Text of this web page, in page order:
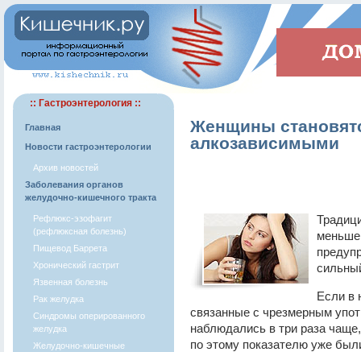
:: Гастроэнтерология ::
Главная
Новости гастроэнтерологии
Архив новостей
Заболевания органов
желудочно-кишечного тракта
Рефлюкс-эзофагит
(рефлюксная болезнь)
Пищевод Баррета
Хронический гастрит
Язвенная болезнь
Рак желудка
Синдромы оперированного
желудка
Желудочно-кишечные
Женщины
алкозависимыми
Если в
связанные с чрезмерным
наблюдались в три раза
по этому показателю уже